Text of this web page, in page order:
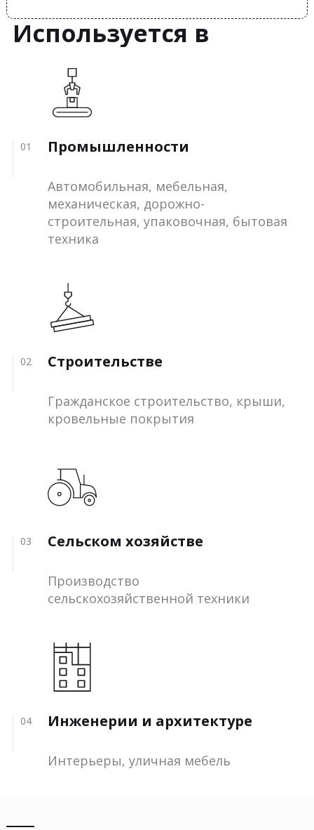
Используется в
01 Промышленности
Автомобильная, мебельная,
механическая, дорожно-
строительная, упаковочная, бытовая
техника
02 Строительстве
Гражданское строительство, крыши,
кровельные покрытия
03 Сельском хозяйстве
Производство
сельскохозяйственной техники
04 Инженерии и архитектуре
Интерьеры, уличная мебель